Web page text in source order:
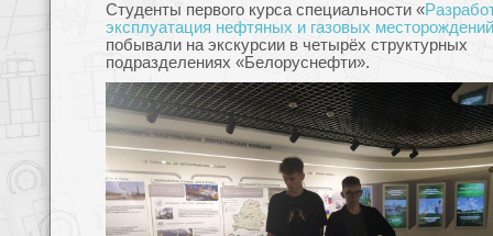
Студенты первого курса специальности «
эксплуатация нефтяных и газовых месторождений
побывали на экскурсии в четырёх структурных
подразделениях «Белоруснефти».